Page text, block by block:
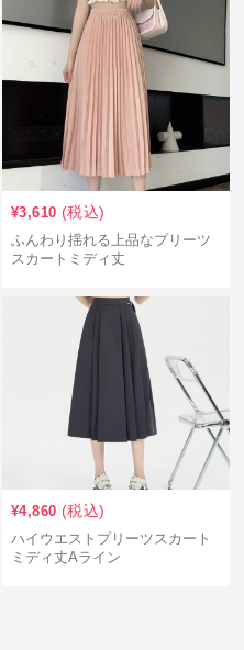
¥3,610 (税込)
ふんわり揺れる上品なプリーツ
スカートミディ丈
¥4,860 (税込)
ハイウエストプリーツスカート
ミディ丈Aライン